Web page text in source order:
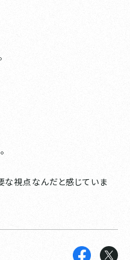
な視点なんだと感じていま